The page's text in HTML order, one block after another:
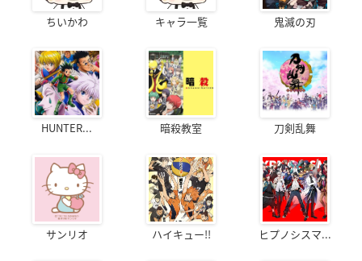
ちいかわ キャラ一覧 鬼滅の刃
HUNTER... 暗殺教室 刀剣乱舞
サンリオ ハイキュー!! ヒプノシスマ...